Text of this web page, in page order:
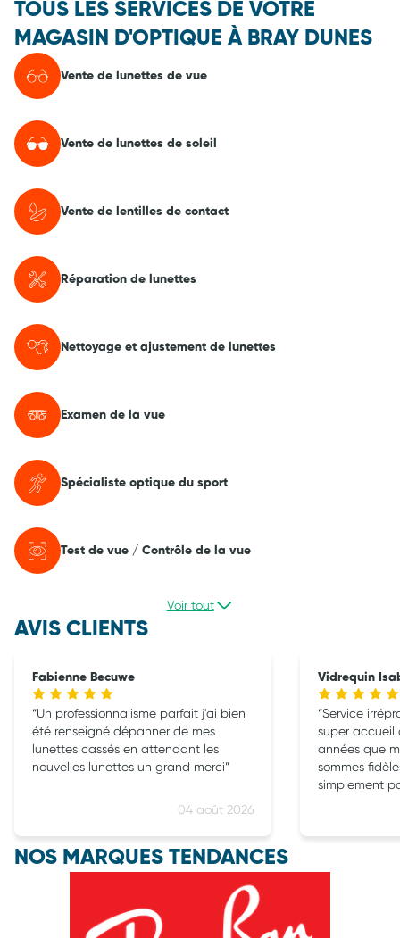
TOUS LES SERVICES DE VOTRE
MAGASIN D'OPTIQUE À BRAY DUNES
Vente de lunettes de vue
Vente de lunettes de soleil
Vente de lentilles de contact
Réparation de lunettes
Nettoyage et ajustement de lunettes
Examen de la vue
Spécialiste optique du sport
Test de vue / Contrôle de la vue
Voir tout
AVIS CLIENTS
Fabienne Becuwe
04 août 2026
Un professionnalisme parfait j'ai bien
été renseigné dépanner de mes
lunettes cassés en attendant les
nouvelles lunettes un grand merci
Vidrequin
Service
super accueil
années que
sommes
simplement
solaires
NOS MARQUES TENDANCES